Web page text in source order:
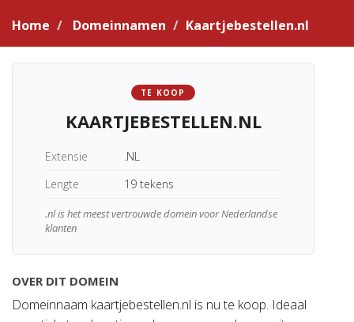
a
t
Home Domeinnamen Kaartjebestellen.nl
TE KOOP
KAARTJEBESTELLEN.NL
Extensie
.NL
Lengte
19 tekens
.nl is het meest vertrouwde domein voor Nederlandse
klanten
OVER DIT DOMEIN
Domeinnaam kaartjebestellen.nl is nu te koop. Ideaal